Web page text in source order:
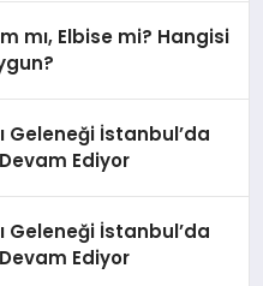
mı, Elbise mi? Hangisi
Geleneği İstanbul’da
Ediyor
Geleneği İstanbul’da
Ediyor